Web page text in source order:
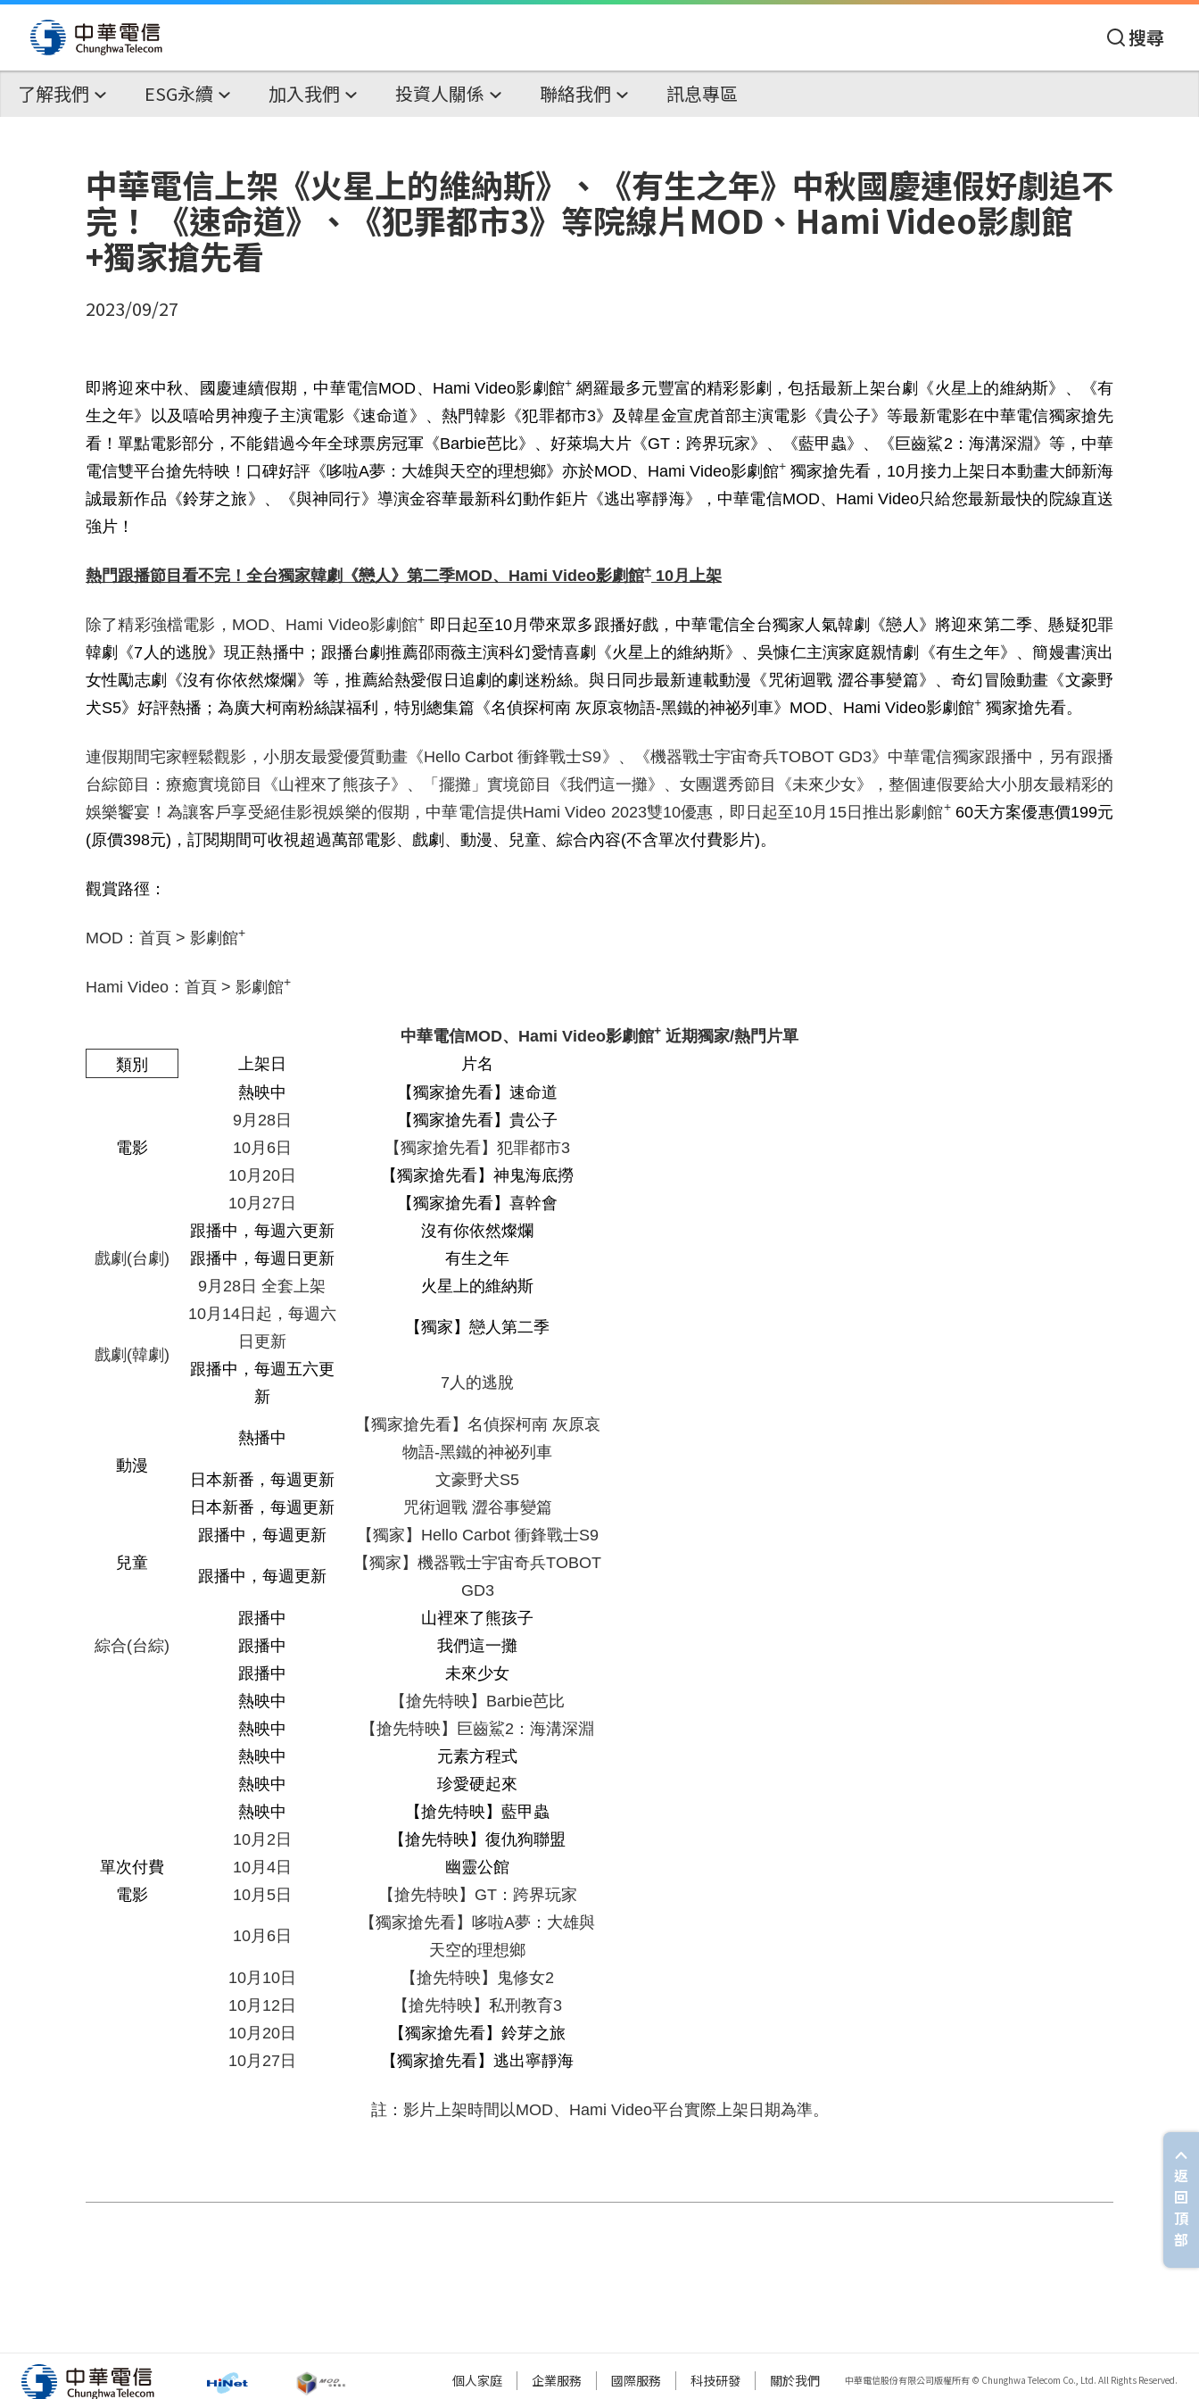
搜尋
了解我們 ESG永續 加入我們 投資人關係 聯絡我們 訊息專區
中華電信上架《火星上的維納斯》、《有生之年》中秋國慶連假好劇追不
完！ 《速命道》、《犯罪都市3》等院線片MOD、Hami Video影劇館
+獨家搶先看
2023/09/27
即將迎來中秋、國慶連續假期，中華電信MOD、 Hami Video影劇館+ 網羅最多元豐富的精彩影劇，包括最新上架台劇《火星上的維納斯》、《有
生之年》以及嘻哈男神瘦子主演電影《速命道》、熱門韓影《犯罪都市3》及韓星金宣虎首部主演電影《貴公子》等最新電影在中華電信獨家搶先
看！單點電影部分，不能錯過今年全球票房冠軍《Barbie芭比》、好萊塢大片《GT：跨界玩家》、《藍甲蟲》、《巨齒鯊2：海溝深淵》等，中華
電信雙平台搶先特映！口碑好評《哆啦A夢：大雄與天空的理想鄉》亦於MOD、Hami Video影劇館+ 獨家搶先看，10月接力上架日本動畫大師新海
誠最新作品《鈴芽之旅》、《與神同行》導演金容華最新科幻動作鉅片《逃出寧靜海》，中華電信MOD、Hami Video只給您最新最快的院線直送
強片！
熱門跟播節目看不完！全台獨家韓劇《戀人》第二季MOD、 Hami Video影劇館+ 10月上架
除了精彩強檔電影， MOD、 Hami Video影劇館+ 即日起至10月帶來眾多跟播好戲，中華電信全台獨家人氣韓劇《戀人》將迎來第二季、懸疑犯罪
韓劇《7人的逃脫》現正熱播中；跟播台劇推薦邵雨薇主演科幻愛情喜劇《火星上的維納斯》、吳慷仁主演家庭親情劇《有生之年》、簡嫚書演出
女性勵志劇《沒有你依然燦爛》等，推薦給熱愛假日追劇的劇迷粉絲。與日同步最新連載動漫《咒術迴戰 澀谷事變篇》、奇幻冒險動畫《文豪野
犬S5》好評熱播；為廣大柯南粉絲謀福利，特別總集篇《名偵探柯南 灰原哀物語-黑鐵的神祕列車》MOD、Hami Video影劇館+ 獨家搶先看。
連假期間宅家輕鬆觀影，小朋友最愛優質動畫《Hello Carbot衝鋒戰士S9》、《機器戰士宇宙奇兵TOBOT GD3》中華電信獨家跟播中，另有跟播
台綜節目：療癒實境節目《山裡來了熊孩子》、「擺攤」實境節目《我們這一攤》、女團選秀節目《未來少女》，整個連假要給大小朋友最精彩的
娛樂饗宴！為讓客戶享受絕佳影視娛樂的假期，中華電信提供Hami Video 2023雙10優惠，即日起至10月 15日推出影劇館+60天方案優惠價199元
(原價398元)，訂閱期間可收視超過萬部電影、戲劇、動漫、兒童、綜合內容(不含單次付費影片)。
觀賞路徑：
MOD ：首頁 > 影劇館+
Hami Video ：首頁 > 影劇館+
中華電信MOD、 Hami Video影劇館+ 近期獨家/熱門片單
類別
上架日 片名
電影
熱映中
【獨家搶先看】速命道
9月 28日
【獨家搶先看】貴公子
10月 6日 【獨家搶先看】犯罪都市3
10月 20日
【獨家搶先看】神鬼海底撈
10月 27 日 【獨家搶先看】喜幹會
戲劇 (台劇 )
跟播中，每週六更新
沒有你依然燦爛
跟播中，每週日更新
有生之年
9月 28 日 全套上架 火星上的維納斯
戲劇 (韓劇 )
10月 14日起，每週六
日更新
【獨家】戀人第二季
跟播中，每週五六更
新
7 人的逃脫
動漫
熱播中
【獨家搶先看】名偵探柯南 灰原哀
物語-黑鐵的神祕列車
日本新番，每週更新
文豪野犬S5
日本新番，每週更新
咒術迴戰 澀谷事變篇
兒童
跟播中，每週更新 【獨家】 Hello Carbot 衝鋒戰士S9
跟播中，每週更新
【獨家】機器戰士宇宙奇兵TOBOT
GD3
綜合(台綜)
跟播中
山裡來了熊孩子
跟播中
我們這一攤
跟播中
未來少女
單次付費
電影
熱映中 【搶先特映】 Barbie芭比
熱映中
【搶先特映】巨齒鯊2 ：海溝深淵
熱映中
元素方程式
熱映中
珍愛硬起來
熱映中
【搶先特映】藍甲蟲
10月 2 日
【搶先特映】復仇狗聯盟
10月 4日
幽靈公館
10月 5日 【搶先特映】 GT：跨界玩家
10月 6日
【獨家搶先看】哆啦A夢：大雄與
天空的理想鄉
10月 10日 【搶先特映】鬼修女2
10月 12 日 【搶先特映】私刑教育3
10月 20日
【獨家搶先看】鈴芽之旅
10月 27 日 【獨家搶先看】逃出寧靜海
註：影片上架時間以MOD、 Hami Video平台實際上架日期為準。
個人家庭 企業服務 國際服務 科技研發 關於我們 中華電信股份有限公司版權所有 © Chunghwa Telecom Co., Ltd. All Rights Reserved.
返
回
頂
部